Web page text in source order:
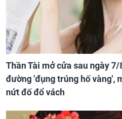
Thần Tài mở cửa sau ngày
đường 'đụng trúng hố vàng',
nứt đố đổ vách